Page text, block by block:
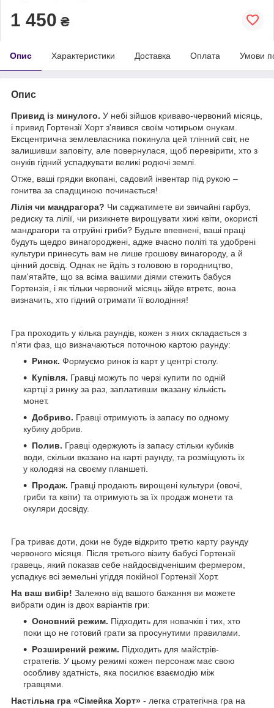
1 450 ₴
Опис Характеристики Доставка Оплата Умови
Опис
Привид із минулого. У небі зійшов криваво-червоний місяць,
і привид Гортензії Хорт з'явився своїм чотирьом онукам.
Ексцентрична землевласника покинула цей тлінний світ, не
залишивши заповіту, але повернулася, щоб перевірити, хто з
онуків гідний успадкувати великі родючі землі.
Отже, ваші грядки вкопані, садовий інвентар під рукою –
гонитва за спадщиною починається!
Лілія чи мандрагора? Чи саджатимете ви звичайні гарбуз,
редиску та лілії, чи ризикнете вирощувати хижі квіти, окористі
мандрагори та отруйні гриби? Будьте впевнені, ваші праці
будуть щедро винагороджені, адже вчасно політі та удобрені
культури принесуть вам не лише грошову винагороду, а й
цінний досвід. Однак не йдіть з головою в городництво,
пам'ятайте, що за всіма вашими діями стежить бабуся
Гортензія, і як тільки червоний місяць зійде втретє, вона
визначить, хто гідний отримати її володіння!
Гра проходить у кілька раундів, кожен з яких складається з
п'яти фаз, що визначаються поточною картою раунду:
Ринок. Формуємо ринок із карт у центрі столу.
Купівля. Гравці можуть по черзі купити по одній
картці з ринку за раз, заплативши вказану кількість
монет.
Добриво. Гравці отримують із запасу по одному
кубику добрив.
Полив. Гравці одержують із запасу стільки кубиків
води, скільки вказано на карті раунду, та розміщують їх
у колодязі на своєму планшеті.
Продаж. Гравці продають вирощені культури (овочі,
гриби та квіти) та отримують за їх продаж монети та
окуляри досвіду.
Гра триває доти, доки не буде відкрито третю карту раунду
червоного місяця. Після третього візиту бабусі Гортензії
гравець, який показав себе найдосвідченішим фермером,
успадкує всі земельні угіддя покійної Гортензії Хорт.
На ваш вибір! Залежно від вашого бажання ви можете
вибрати один із двох варіантів гри:
Основний режим. Підходить для новачків і тих, хто
поки що не готовий грати за просунутими правилами.
Розширений режим. Підходить для майстрів-
стратегів. У цьому режимі кожен персонаж має свою
особливу здатність, яка посилює взаємодію між
гравцями.
Настільна гра «Сімейка Хорт» - легка стратегічна гра на